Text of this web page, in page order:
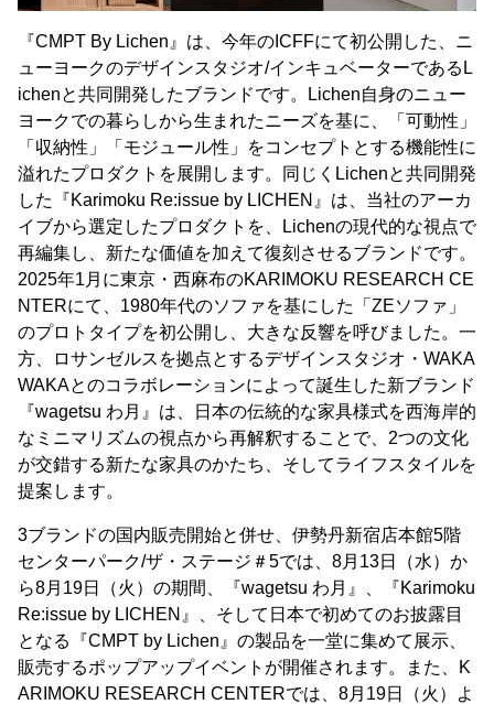
『CMPT By Lichen』は、今年のICFFにて初公開した、ニ
ューヨークのデザインスタジオ/インキュベーターであるL
ichenと共同開発したブランドです。Lichen自身のニュー
ヨークでの暮らしから生まれたニーズを基に、「可動性」
「収納性」「モジュール性」をコンセプトとする機能性に
溢れたプロダクトを展開します。同じくLichenと共同開発
した『Karimoku Re:issue by LICHEN』は、当社のアーカ
イブから選定したプロダクトを、Lichenの現代的な視点で
再編集し、新たな価値を加えて復刻させるブランドです。
2025年1月に東京・西麻布のKARIMOKU RESEARCH CE
NTERにて、1980年代のソファを基にした「ZEソファ」
のプロトタイプを初公開し、大きな反響を呼びました。一
方、ロサンゼルスを拠点とするデザインスタジオ・WAKA
WAKAとのコラボレーションによって誕生した新ブランド
『wagetsu わ月』は、日本の伝統的な家具様式を西海岸的
なミニマリズムの視点から再解釈することで、2つの文化
が交錯する新たな家具のかたち、そしてライフスタイルを
提案します。
3ブランドの国内販売開始と併せ、伊勢丹新宿店本館5階
センターパーク/ザ・ステージ＃5では、8月13日（水）か
ら8月19日（火）の期間、『wagetsu わ月』、『Karimoku
Re:issue by LICHEN』、そして日本で初めてのお披露目
となる『CMPT by Lichen』の製品を一堂に集めて展示、
販売するポップアップイベントが開催されます。また、K
ARIMOKU RESEARCH CENTERでは、8月19日（火）よ